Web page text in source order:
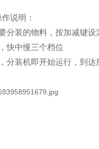
说明：
分装的物料，按加减键
快中慢三个档位
分装机即开始运行，到